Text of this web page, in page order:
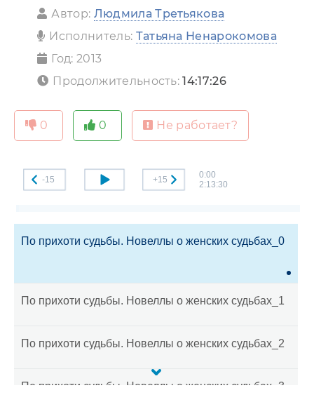
Автор: Людмила Третьякова
Исполнитель: Татьяна Ненарокомова
Год: 2013
Продолжительность:14:17:26
0 0 Не работает?
-15 +15
0:00
2:13:30
По прихоти судьбы. Новеллы о женских судьбах_0
По прихоти судьбы. Новеллы о женских судьбах_1
По прихоти судьбы. Новеллы о женских судьбах_2
По прихоти судьбы. Новеллы о женских судьбах_3